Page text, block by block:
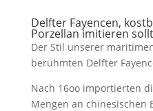
Delfter Fayencen,
Porzellan imitieren
Der Stil unserer
berühmten Delfter
Nach 16oo importierten
Mengen an chinesischen